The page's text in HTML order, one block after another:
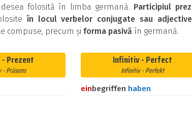
folosită în limba germană. Participiul
în locul verbelor conjugate sau
compuse, precum și forma pasivă în germană.
Prezent
Präsens
Infinitiv - Perfect
Infinitiv - Perfekt
einbegriffen haben